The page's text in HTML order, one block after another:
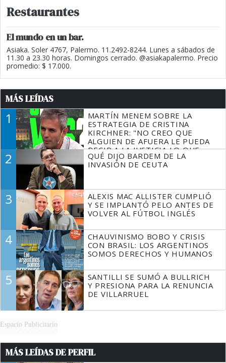
Restaurantes
El mundo en un bar.
Asiaka. Soler 4767, Palermo. 11.2492-8244. Lunes a sábados de
11.30 a 23.30 horas. Domingos cerrado. @asiakapalermo. Precio
promedio: $ 17.000.
MÁS LEÍDAS
1
MARTÍN MENEM SOBRE LA
ESTRATEGIA DE CRISTINA
KIRCHNER: "NO CREO QUE
ALGUIEN DE AFUERA LE PUEDA
DECIR A LA JUSTICIA LO QUE
TIENE QUE HACER"
2
QUÉ DIJO BARDEM DE LA
INVASIÓN DE CEUTA
3
ALEXIS MAC ALLISTER CUMPLIÓ
Y SE IMPLANTÓ PELO ANTES DE
VOLVER AL FÚTBOL INGLÉS
4
CHAUVINISMO BOBO Y CRISIS
CON BRASIL: LOS ARGENTINOS
SOMOS DERECHOS Y HUMANOS
5
SANTILLI SE SUMÓ A BULLRICH
Y PRESIONA PARA LA RENUNCIA
DE VILLARRUEL
Espacio Publicitario
MÁS LEÍDAS DE PERFIL